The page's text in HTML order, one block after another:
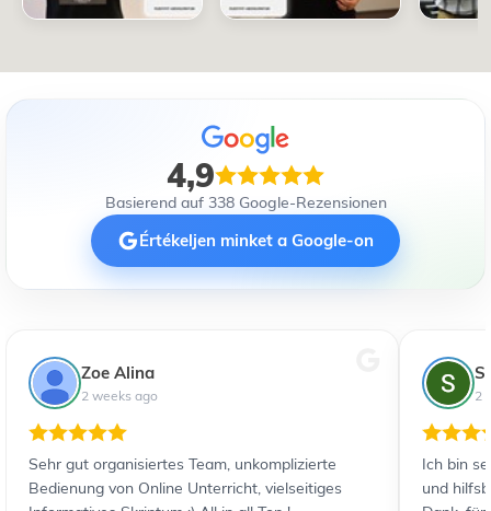
4,9
Basierend auf 338 Google-Rezensionen
Értékeljen minket a Google-on
Zoe Alina
2 weeks ago
Sehr gut organisiertes Team, unkomplizierte
Bedienung von Online Unterricht, vielseitiges
2
Ich bin
und